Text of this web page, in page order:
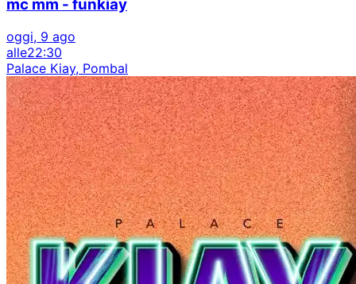
mc mm - funkiay
oggi, 9 ago
alle22:30
Palace Kiay, Pombal